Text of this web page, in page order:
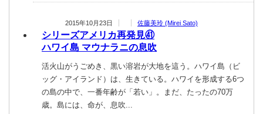
2015年10月23日 佐藤美玲 (Mirei Sato)
シリーズアメリカ再発見㊶
ハワイ島 マウナラニの息吹
活火山がうごめき、黒い溶岩が大地を這う。ハワイ島（ビ
ッグ・アイランド）は、生きている。ハワイを形成する6つ
の島の中で、一番年齢が「若い」。まだ、たったの70万
歳。島には、命が、息吹...